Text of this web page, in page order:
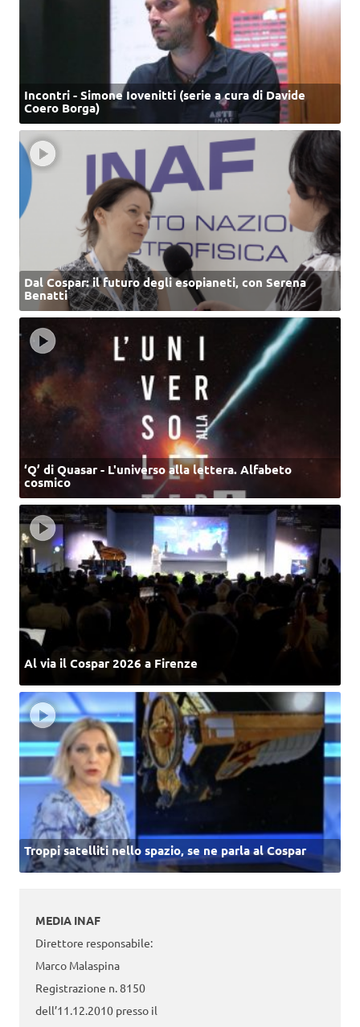
Incontri - Simone Iovenitti (serie a cura di Davide
Coero Borga)
Dal Cospar: il futuro degli esopianeti, con Serena
Benatti
‘Q’ di Quasar - L'universo alla lettera. Alfabeto
cosmico
Al via il Cospar 2026 a Firenze
Troppi satelliti nello spazio, se ne parla al Cospar
MEDIA INAF
Direttore responsabile:
Marco Malaspina
Registrazione n. 8150
dell’11.12.2010 presso il